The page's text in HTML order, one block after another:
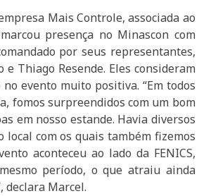
Mais Controle, associada ao
marcou presença no Minascon com
por seus representantes,
e Thiago Resende. Eles consideram
evento muito positiva. “Em todos
fomos surpreendidos com um bom
em nosso estande. Havia diversos
local com os quais também fizemos
aconteceu ao lado da FENICS,
período, o que atraiu ainda
declara Marcel.